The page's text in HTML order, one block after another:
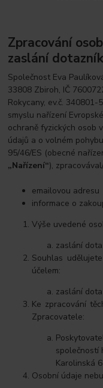
Zpracování
zaslání
Společnost Eva
33808 Zbiroh, IČ
Rokycany, ev.č.
smyslu nařízení
ochraně fyzických osob
údajů a o volném
95/46/ES (obecné
„Nařízení“),
emailovou adresu
informace o
Výše uvedené
zaslání
Souhlas
účelem:
zaslání
Ke zpracování
Zpracovatele:
společností
Karolinská
Osobní údaje